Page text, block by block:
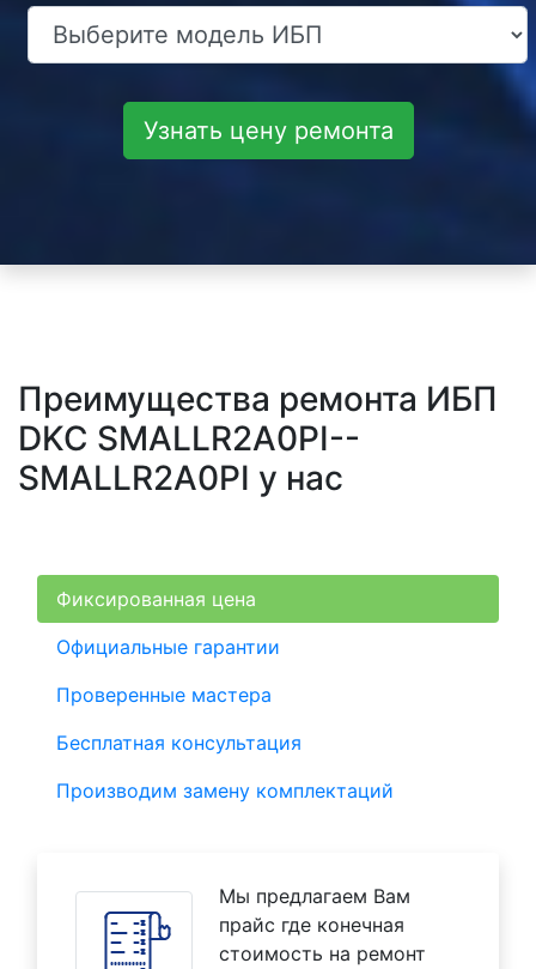
Узнать цену ремонта
Преимущества ремонта ИБП
DKC SMALLR2A0PI--
SMALLR2A0PI у нас
Фиксированная цена
Официальные гарантии
Проверенные мастера
Бесплатная консультация
Производим замену комплектаций
Мы предлагаем Вам
прайс где конечная
стоимость на ремонт